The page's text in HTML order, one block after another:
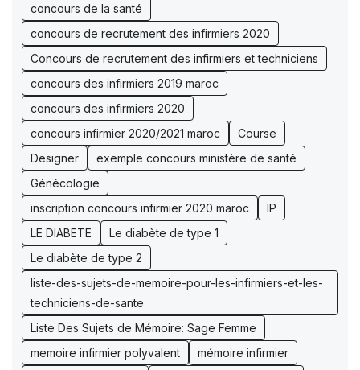
concours de la santé
concours de recrutement des infirmiers 2020
Concours de recrutement des infirmiers et techniciens
concours des infirmiers 2019 maroc
concours des infirmiers 2020
concours infirmier 2020/2021 maroc
Course
Designer
exemple concours ministère de santé
Génécologie
inscription concours infirmier 2020 maroc
IP
LE DIABETE
Le diabète de type 1
Le diabète de type 2
liste-des-sujets-de-memoire-pour-les-infirmiers-et-les-
techniciens-de-sante
Liste Des Sujets de Mémoire: Sage Femme
memoire infirmier polyvalent
mémoire infirmier